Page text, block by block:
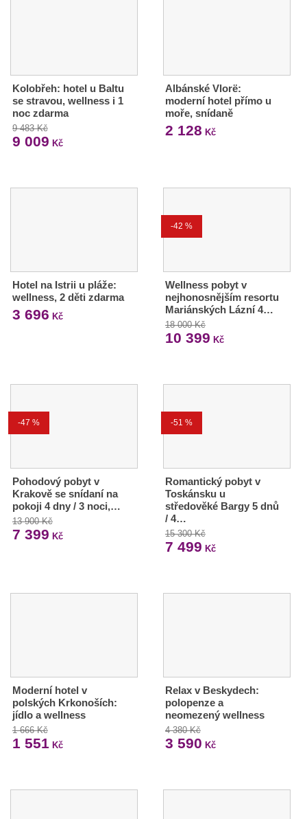
Kolobřeh: hotel u Baltu
se stravou, wellness i 1
noc zdarma
9 483 Kč
9 009 Kč
Albánské Vlorë:
moderní hotel přímo u
moře, snídaně
2 128 Kč
Hotel na Istrii u pláže:
wellness, 2 děti zdarma
3 696 Kč
-42 %
Wellness pobyt v
nejhonosnějším resortu
Mariánských Lázní 4…
18 000 Kč
10 399 Kč
-47 %
Pohodový pobyt v
Krakově se snídaní na
pokoji 4 dny / 3 noci,…
13 900 Kč
7 399 Kč
-51 %
Romantický pobyt v
Toskánsku u
středověké Bargy 5 dnů
/ 4…
15 300 Kč
7 499 Kč
Moderní hotel v
polských Krkonoších:
jídlo a wellness
1 666 Kč
1 551 Kč
Relax v Beskydech:
polopenze a
neomezený wellness
4 380 Kč
3 590 Kč